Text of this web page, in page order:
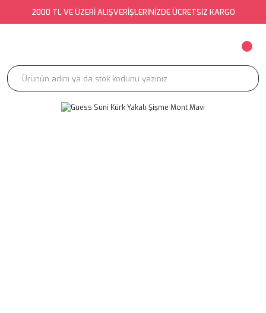
2000 TL VE ÜZERİ ALIŞVERİŞLERİNİZDE ÜCRETSİZ KARGO